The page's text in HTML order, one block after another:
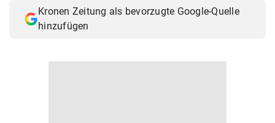
Kronen Zeitung als bevorzugte Google-Quelle
hinzufügen